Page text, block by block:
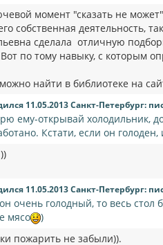
момент "сказать не
собственная деятельность,
сделала отличную
по тому навыку, с которым
найти в библиотеке на
11.05.2013 Санкт-Петербург:
ему-открывай холодильник,
Кстати, если он
11.05.2013 Санкт-Петербург:
очень голодный, то весь стол
мясо
)
пожарить не забыли)).